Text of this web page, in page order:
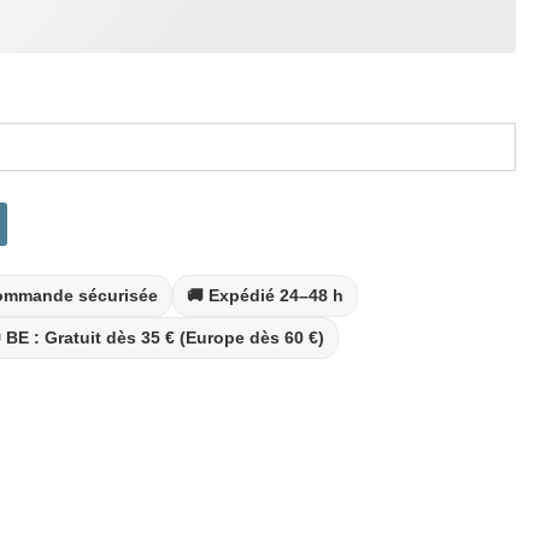
sécurisée 🚚 Expédié 24–48 h
BE : Gratuit dès 35 € (Europe dès 60 €)